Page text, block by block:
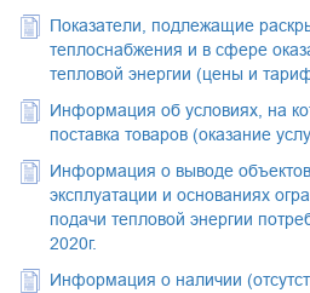
Показатели, подлежащие
теплоснабжения и в сфере
тепловой энергии (цены и
Информация об условиях, на
поставка товаров (оказание
Информация о выводе
эксплуатации и основаниях
подачи тепловой энергии
2020г.
Информация о наличии